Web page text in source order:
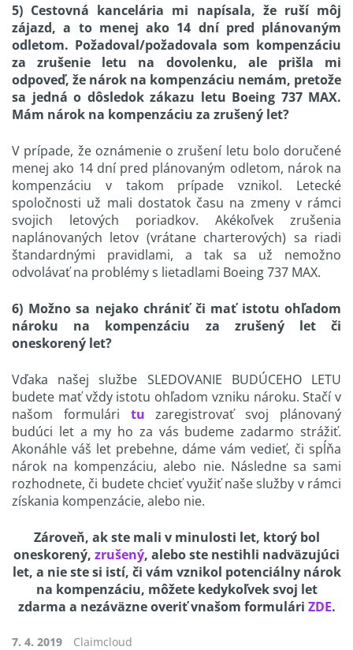
5) Cestovná kancelária mi napísala, že ruší môj
zájazd, a to menej ako 14 dní pred plánovaným
odletom. Požadoval/požadovala som kompenzáciu
za zrušenie letu na dovolenku, ale prišla mi
odpoveď, že nárok na kompenzáciu nemám, pretože
sa jedná o dôsledok zákazu letu Boeing 737 MAX.
Mám nárok na kompenzáciu za zrušený let?
V prípade, že oznámenie o zrušení letu bolo doručené
menej ako 14 dní pred plánovaným odletom, nárok na
kompenzáciu v takom prípade vznikol. Letecké
spoločnosti už mali dostatok času na zmeny v rámci
svojich letových poriadkov. Akékoľvek zrušenia
naplánovaných letov (vrátane charterových) sa riadi
štandardnými pravidlami, a tak sa už nemožno
odvolávať na problémy s lietadlami Boeing 737 MAX.
6) Možno sa nejako chrániť či mať istotu ohľadom
nároku na kompenzáciu za zrušený let či
oneskorený let?
Vďaka našej službe SLEDOVANIE BUDÚCEHO LETU
budete mať vždy istotu ohľadom vzniku nároku. Stačí v
našom formulári tu zaregistrovať svoj plánovaný
budúci let a my ho za vás budeme zadarmo strážiť.
Akonáhle váš let prebehne, dáme vám vedieť, či spĺňa
nárok na kompenzáciu, alebo nie. Následne sa sami
rozhodnete, či budete chcieť využiť naše služby v rámci
získania kompenzácie, alebo nie.
Zároveň, ak ste mali v minulosti let, ktorý bol
oneskorený, zrušený, alebo ste nestihli nadväzujúci
let, a nie ste si istí, či vám vznikol potenciálny nárok
na kompenzáciu, môžete kedykoľvek svoj let
zdarma a nezáväzne overiť vnašom formulári ZDE.
7. 4. 2019 Claimcloud